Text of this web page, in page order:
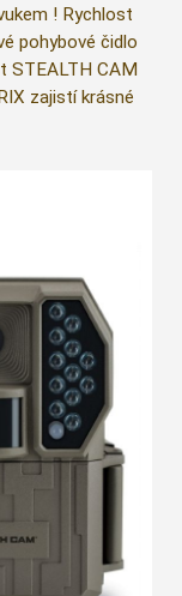
! Rychlost
pohybové čidlo
STEALTH CAM
zajistí krásné